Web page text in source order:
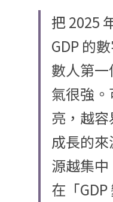
把 2025
GDP 的
數人第
氣很強
亮，越容
成長的
源越集
在「